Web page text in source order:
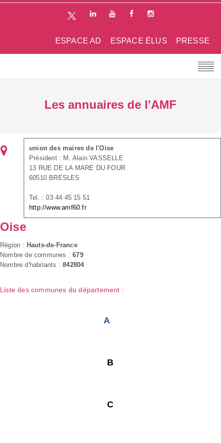
PRESSE
ESPACE ÉLUS
ESPACE AD
Les annuaires de l'AMF
union des maires de l'Oise
Président : M. Alain VASSELLE
13 RUE DE LA MARE DU FOUR
60510 BRESLES
Tel. : 03 44 45 15 51
http://www.amf60.fr
Oise
Région : Hauts-de-France
Nombre de communes :679
Nombre d'habitants :842804
Liste des communes du département :
A
B
C